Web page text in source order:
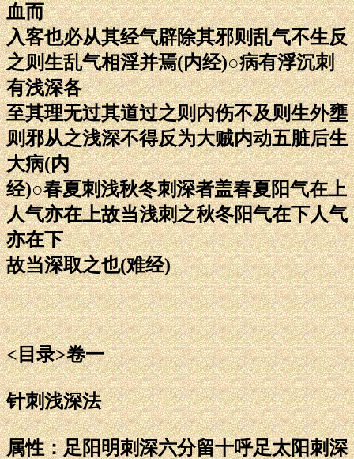
血而
入客也必从其经气辟除其邪则乱气不生反
之则生乱气相淫并焉(内经)○病有浮沉刺
有浅深各
至其理无过其道过之则内伤不及则生外壅
则邪从之浅深不得反为大贼内动五脏后生
大病(内
经)○春夏刺浅秋冬刺深者盖春夏阳气在上
人气亦在上故当浅刺之秋冬阳气在下人气
亦在下
故当深取之也(难经)
<目录>卷一
针刺浅深法
属性：足阳明刺深六分留十呼足太阳刺深